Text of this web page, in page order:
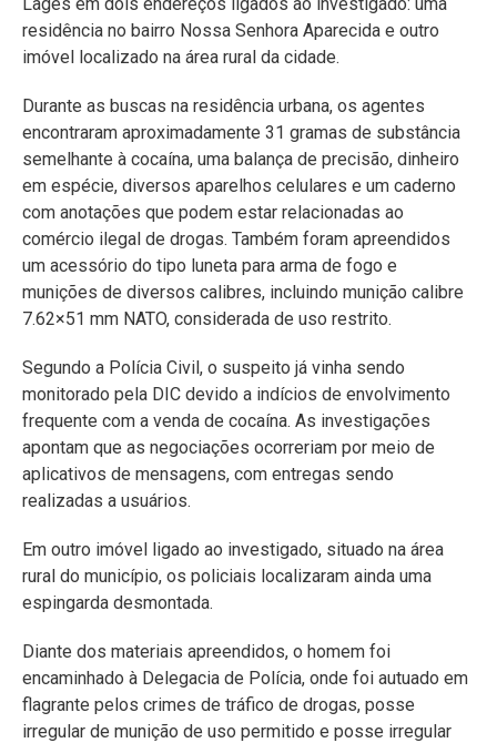
residência no bairro Nossa Senhora Aparecida e outro
imóvel localizado na área rural da cidade.
Durante as buscas na residência urbana, os agentes
encontraram aproximadamente 31 gramas de substância
semelhante à cocaína, uma balança de precisão, dinheiro
em espécie, diversos aparelhos celulares e um caderno
com anotações que podem estar relacionadas ao
comércio ilegal de drogas. Também foram apreendidos
um acessório do tipo luneta para arma de fogo e
munições de diversos calibres, incluindo munição calibre
7.62×51 mm NATO, considerada de uso restrito.
Segundo a Polícia Civil, o suspeito já vinha sendo
monitorado pela DIC devido a indícios de envolvimento
frequente com a venda de cocaína. As investigações
apontam que as negociações ocorreriam por meio de
aplicativos de mensagens, com entregas sendo
realizadas a usuários.
Em outro imóvel ligado ao investigado, situado na área
rural do município, os policiais localizaram ainda uma
espingarda desmontada.
Diante dos materiais apreendidos, o homem foi
encaminhado à Delegacia de Polícia, onde foi autuado em
flagrante pelos crimes de tráfico de drogas, posse
irregular de munição de uso permitido e posse irregular